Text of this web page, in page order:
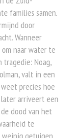
families samen.
door
Wanneer
naar water te
Noag,
valt in een
precies hoe
arriveert een
dood van het
te
getuigen